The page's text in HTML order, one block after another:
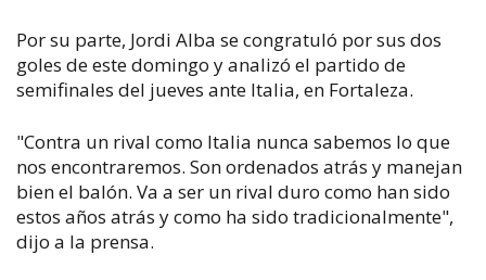
Por su parte, Jordi Alba se congratuló por sus dos
goles de este domingo y analizó el partido de
semifinales del jueves ante Italia, en Fortaleza.
"Contra un rival como Italia nunca sabemos lo que
nos encontraremos. Son ordenados atrás y manejan
bien el balón. Va a ser un rival duro como han sido
estos años atrás y como ha sido tradicionalmente",
dijo a la prensa.